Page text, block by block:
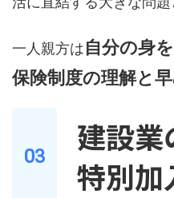
一人親方は自分の身
保険制度の理解と
建設業
特別加